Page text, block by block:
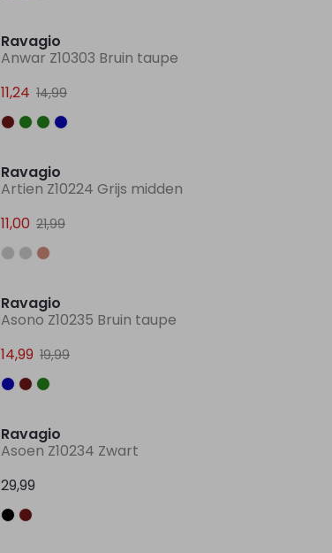
Ravagio
Anwar Z10303 Bruin taupe
11,24 14,99
Ravagio
Artien Z10224 Grijs midden
11,00 21,99
Ravagio
Asono Z10235 Bruin taupe
14,99 19,99
Ravagio
Asoen Z10234 Zwart
29,99